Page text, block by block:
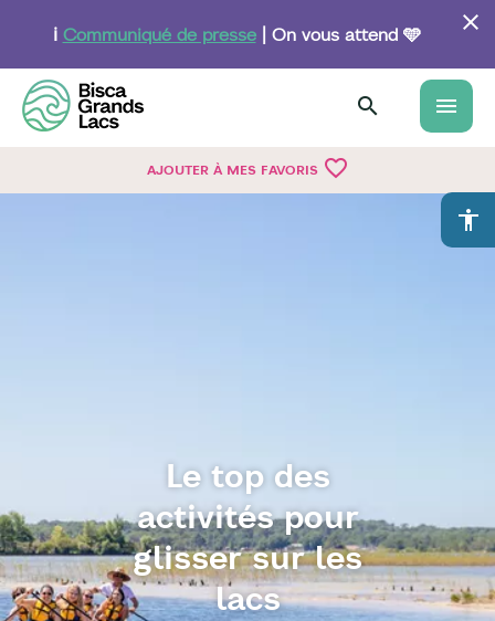
principal
ℹ️ Communiqué de presse| On vous attend 🩵
menu
AJOUTER À MES FAVORIS favorite_border
accessibility
Le top des
activités pour
glisser sur les
lacs